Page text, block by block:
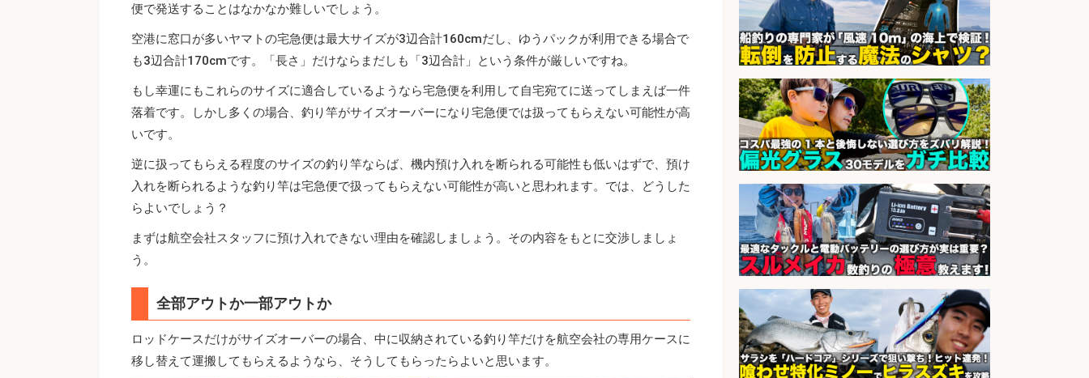
便で発送することはなかなか難しいでしょう。
空港に窓口が多いヤマトの宅急便は最大サイズが3辺合計160cmだし、ゆうパックが利用できる場合で
も3辺合計170cmです。「長さ」だけならまだしも「3辺合計」という条件が厳しいですね。
もし幸運にもこれらのサイズに適合しているようなら宅急便を利用して自宅宛てに送ってしまえば一件
落着です。しかし多くの場合、釣り竿がサイズオーバーになり宅急便では扱ってもらえない可能性が高
いです。
逆に扱ってもらえる程度のサイズの釣り竿ならば、機内預け入れを断られる可能性も低いはずで、預け
入れを断られるような釣り竿は宅急便で扱ってもらえない可能性が高いと思われます。では、どうした
らよいでしょう？
まずは航空会社スタッフに預け入れできない理由を確認しましょう。その内容をもとに交渉しましょ
う。
全部アウトか一部アウトか
ロッドケースだけがサイズオーバーの場合、中に収納されている釣り竿だけを航空会社の専用ケースに
移し替えて運搬してもらえるようなら、そうしてもらったらよいと思います。
未経験歓迎/釣り具メーカーでのル
ート営業/釣りや釣具などの知識必
須/残業なし
会社名 株式会社天龍
sponsored by 求人ボックス
釣り具メーカーでの釣り竿の販売促
進業務
会社名 株式会社天龍
sponsored by 求人ボックス
釣り具メーカーでの釣り竿の設計開
発業務
会社名 株式会社天龍
sponsored by 求人ボックス